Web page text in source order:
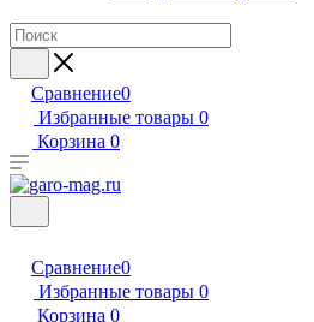
Сравнение0
Избранные товары 0
Корзина 0
Сравнение0
Избранные товары 0
Корзина 0